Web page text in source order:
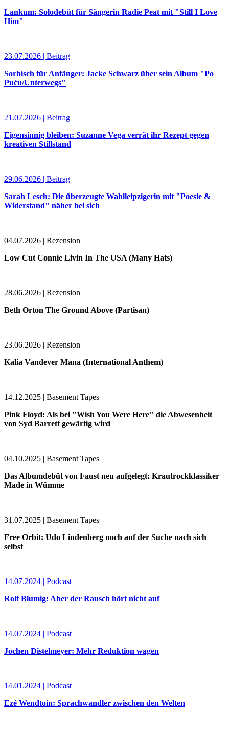
Lankum: Solodebüt für Sängerin Radie Peat mit "Still I Love
Him"
23.07.2026 | Beitrag
Sorbisch für Anfänger: Jacke Schwarz über sein Album "Po
Puću/Unterwegs"
21.07.2026 | Beitrag
Eigensinnig bleiben: Suzanne Vega verrät ihr Rezept gegen
kreativen Stillstand
29.06.2026 | Beitrag
Sarah Lesch: Die überzeugte Wahlleipzigerin mit "Poesie &
Widerstand" näher bei sich
04.07.2026 | Rezension
Low Cut Connie Livin In The USA (Many Hats)
28.06.2026 | Rezension
Beth Orton The Ground Above (Partisan)
23.06.2026 | Rezension
Kalia Vandever Mana (International Anthem)
14.12.2025 | Basement Tapes
Pink Floyd: Als bei "Wish You Were Here" die Abwesenheit
von Syd Barrett gewärtig wird
04.10.2025 | Basement Tapes
Das Albumdebüt von Faust neu aufgelegt: Krautrockklassiker
Made in Wümme
31.07.2025 | Basement Tapes
Free Orbit: Udo Lindenberg noch auf der Suche nach sich
selbst
14.07.2024 | Podcast
Rolf Blumig: Aber der Rausch hört nicht auf
14.07.2024 | Podcast
Jochen Distelmeyer: Mehr Reduktion wagen
14.01.2024 | Podcast
Ezé Wendtoin: Sprachwandler zwischen den Welten